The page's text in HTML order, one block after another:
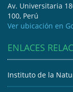
Av. Universitaria
100, Perú
Ver ubicación en
ENLACES
Instituto de la